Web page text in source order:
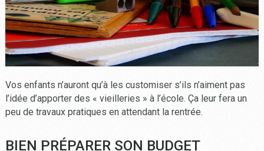
Vos enfants n’auront qu’à les customiser s’ils n’aiment pas
l’idée d’apporter des « vieilleries » à l’école. Ça leur fera un
peu de travaux pratiques en attendant la rentrée.
BIEN PRÉPARER SON BUDGET